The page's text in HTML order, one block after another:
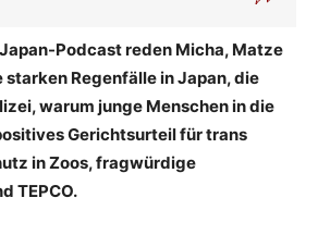
Japan-Podcast reden Micha, Matze
starken Regenfälle in Japan, die
warum junge Menschen in die
Gerichtsurteil für trans
in Zoos, fragwürdige
TEPCO.